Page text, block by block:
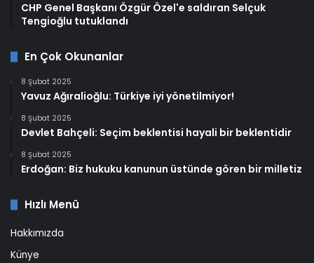
CHP Genel Başkanı Özgür Özel'e saldıran Selçuk
Tengioğlu tutuklandı
En Çok Okunanlar
8 Şubat 2025
Yavuz Ağıralioğlu: Türkiye iyi yönetilmiyor!
8 Şubat 2025
Devlet Bahçeli: Seçim beklentisi hayali bir beklentidir
8 Şubat 2025
Erdoğan: Biz hukuku kanunun üstünde gören bir milletiz
Hızlı Menü
Hakkımızda
Künye